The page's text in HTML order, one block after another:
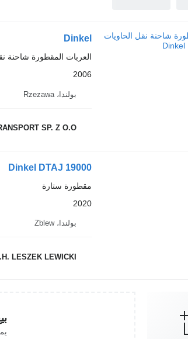
Dinkel
العربات المقطورة شاحنة
2006
بولندا، Rzezawa
SP. Z O.O
Dinkel DTAJ 19000
مقطورة ستارة
2020
بولندا، Zblew
LESZEK LEWICKI